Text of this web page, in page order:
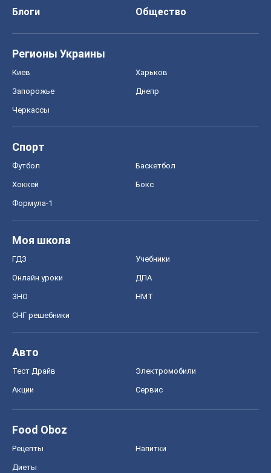
Блоги
Общество
Регионы Украины
Киев Харьков
Запорожье Днепр
Черкассы
Спорт
Футбол Баскетбол
Хоккей Бокс
Формула-1
Моя школа
ГДЗ Учебники
Онлайн уроки ДПА
ЗНО НМТ
СНГ решебники
Авто
Тест Драйв Электромобили
Акции Сервис
Food Oboz
Рецепты Напитки
Диеты